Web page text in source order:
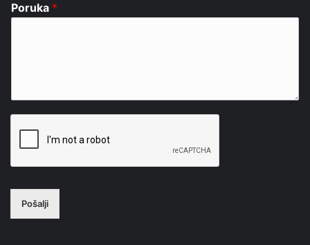
Poruka *
Pošalji